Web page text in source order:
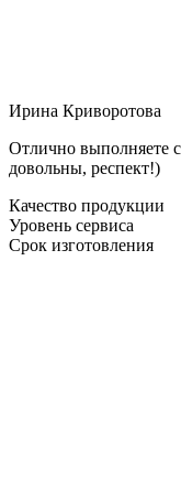
Ирина Криворотова
Отлично выполняете
довольны, респект!)
Качество продукции
Уровень сервиса
Срок изготовления